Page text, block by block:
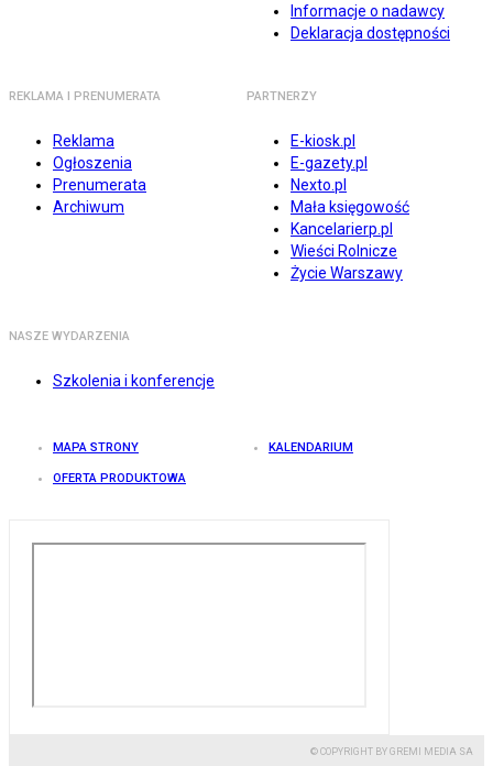
Informacje o nadawcy
Deklaracja dostępności
REKLAMA I PRENUMERATA
Reklama
Ogłoszenia
Prenumerata
Archiwum
PARTNERZY
E-kiosk.pl
E-gazety.pl
Nexto.pl
Mała księgowość
Kancelarierp.pl
Wieści Rolnicze
Życie Warszawy
NASZE WYDARZENIA
Szkolenia i konferencje
MAPA STRONY KALENDARIUM
OFERTA PRODUKTOWA
© COPYRIGHT BY GREMI MEDIA SA